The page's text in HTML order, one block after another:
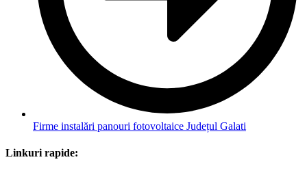
Firme instalări panouri fotovoltaice Județul Galati
Linkuri rapide: